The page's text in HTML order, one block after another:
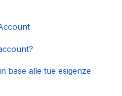
base alle tue esigenze